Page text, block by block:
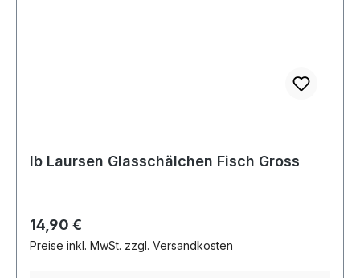
Ib Laursen Glasschälchen Fisch Gross
Regulärer Preis:
14,90 €
Preise inkl. MwSt. zzgl. Versandkosten